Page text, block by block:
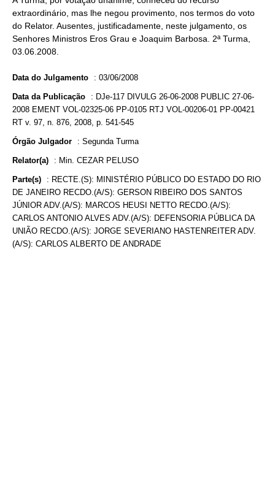
extraordinário, mas lhe negou provimento, nos termos do voto
do Relator. Ausentes, justificadamente, neste julgamento, os
Senhores Ministros Eros Grau e Joaquim Barbosa. 2ª Turma,
03.06.2008.
Data do Julgamento : 03/06/2008
Data da Publicação : DJe-117 DIVULG 26-06-2008 PUBLIC 27-06-
2008 EMENT VOL-02325-06 PP-0105 RTJ VOL-00206-01 PP-00421
RT v. 97, n. 876, 2008, p. 541-545
Órgão Julgador : Segunda Turma
Relator(a) : Min. CEZAR PELUSO
Parte(s) : RECTE.(S): MINISTÉRIO PÚBLICO DO ESTADO DO RIO
DE JANEIRO RECDO.(A/S): GERSON RIBEIRO DOS SANTOS
JÚNIOR ADV.(A/S): MARCOS HEUSI NETTO RECDO.(A/S):
CARLOS ANTONIO ALVES ADV.(A/S): DEFENSORIA PÚBLICA DA
UNIÃO RECDO.(A/S): JORGE SEVERIANO HASTENREITER ADV.
(A/S): CARLOS ALBERTO DE ANDRADE